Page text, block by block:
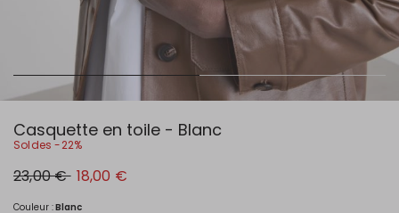
Casquette en toile - Blanc
Soldes -22%
Prix
original
€
23,00 € Nouveau
prix
€
18,00 €
Couleur :Blanc